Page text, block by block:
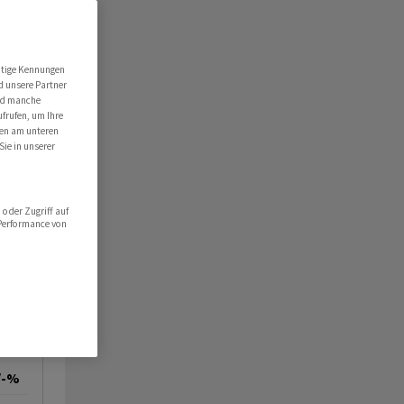
%
Kennungen
unsere Partner
manche
um Ihre
am unteren
in unserer
oder Zugriff auf
von